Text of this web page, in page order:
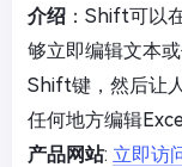
介绍 ：Shift可以
够立即编辑文本
Shift键，然后让
任何地方编辑
产品网站: 立即访